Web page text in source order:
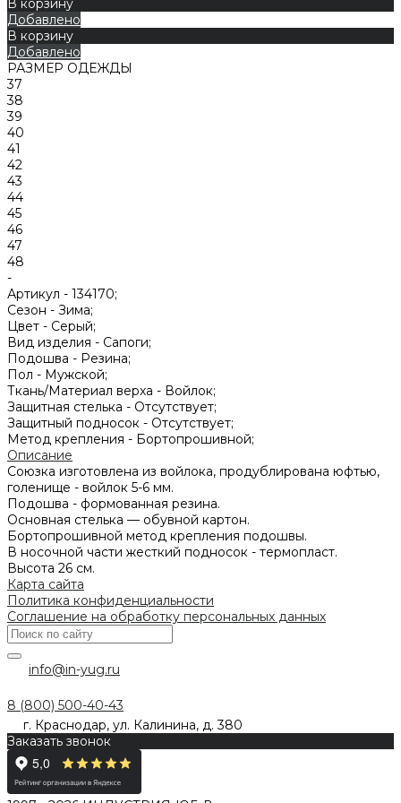
В корзину
Добавлено
В корзину
Добавлено
РАЗМЕР ОДЕЖДЫ
37
38
39
40
41
42
43
44
45
46
47
48
-
Артикул - 134170;
Сезон - Зима;
Цвет - Серый;
Вид изделия - Сапоги;
Подошва - Резина;
Пол - Мужской;
Ткань/Материал верха - Войлок;
Защитная стелька - Отсутствует;
Защитный подносок - Отсутствует;
Метод крепления - Бортопрошивной;
Описание
Союзка изготовлена из войлока, продублирована юфтью,
голенище - войлок 5-6 мм.
Подошва - формованная резина.
Основная стелька — обувной картон.
Бортопрошивной метод крепления подошвы.
В носочной части жесткий подносок - термопласт.
Высота 26 см.
Карта сайта
Политика конфиденциальности
Соглашение на обработку персональных данных
info@in-yug.ru
8 (800) 500-40-43
г. Краснодар, ул. Калинина, д. 380
Заказать звонок